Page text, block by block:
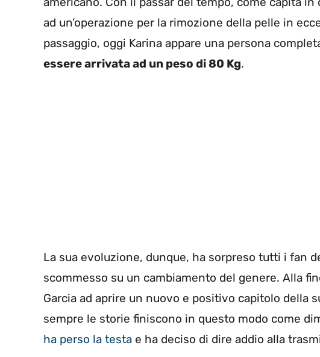
ad un’operazione per la rimozione della pelle in
passaggio, oggi Karina appare una persona
essere arrivata ad un peso di 80 Kg.
La sua evoluzione, dunque, ha sorpreso tutti i fan
scommesso su un cambiamento del genere. Alla
Garcia ad aprire un nuovo e positivo capitolo della
sempre le storie finiscono in questo modo come
ha perso la testa e ha deciso di dire addio alla